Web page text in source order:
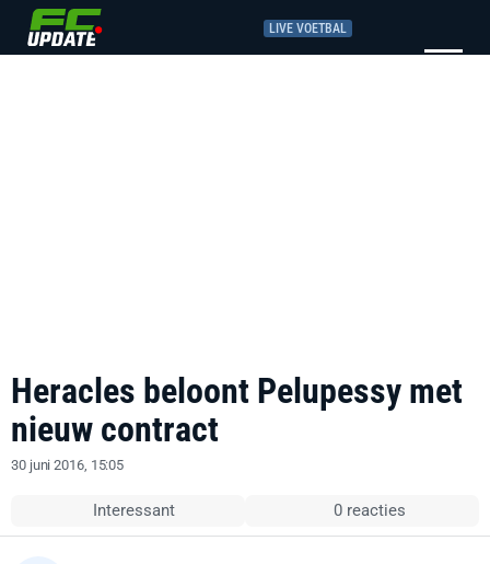
LIVE VOETBAL
Heracles beloont Pelupessy met
nieuw contract
30 juni 2016, 15:05
Interessant 0 reacties